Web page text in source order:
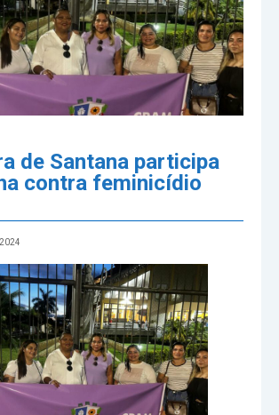
de Santana participa
contra feminicídio